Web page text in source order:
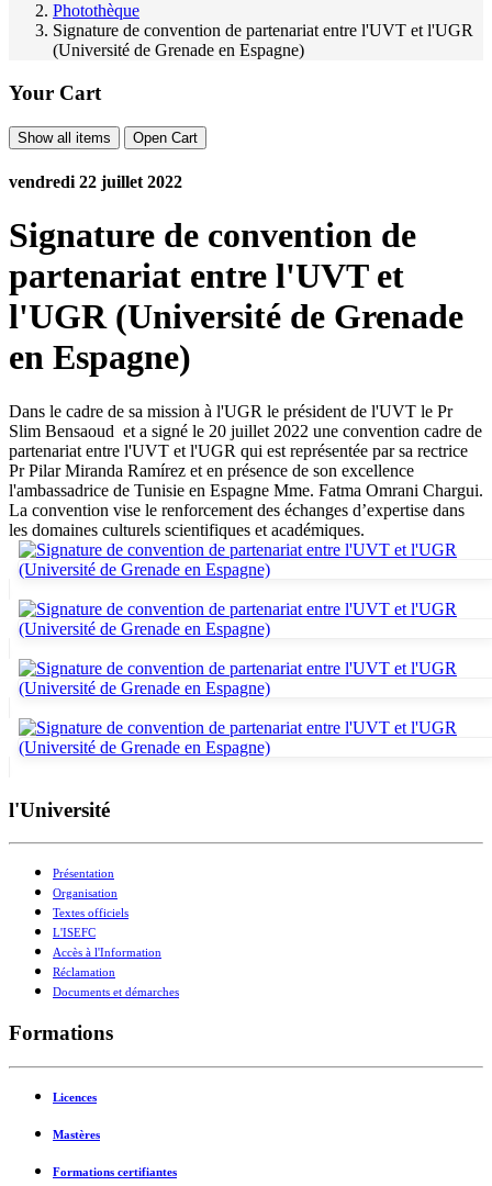
Photothèque
Signature de convention de partenariat entre l'UVT et l'UGR
(Université de Grenade en Espagne)
Your Cart
Show all items Open Cart
vendredi 22 juillet 2022
Signature de convention de
partenariat entre l'UVT et
l'UGR (Université de Grenade
en Espagne)
Dans le cadre de sa mission à l'UGR le président de l'UVT le Pr
Slim Bensaoud et a signé le 20 juillet 2022 une convention cadre de
partenariat entre l'UVT et l'UGR qui est représentée par sa rectrice
Pr Pilar Miranda Ramírez et en présence de son excellence
l'ambassadrice de Tunisie en Espagne Mme. Fatma Omrani Chargui.
La convention vise le renforcement des échanges d’expertise dans
les domaines culturels scientifiques et académiques.
l'Université
Présentation
Organisation
Textes officiels
L'ISEFC
Accès à l'Information
Réclamation
Documents et démarches
Formations
Licences
Mastères
Formations certifiantes